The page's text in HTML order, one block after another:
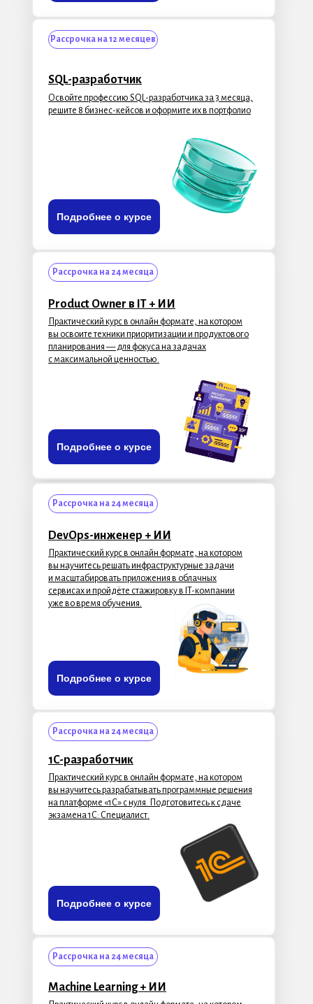
SQL-разработчик
Освойте профессию SQL-разработчика за 3 месяца,
решите 8 бизнес-кейсов и оформите их в портфолио
Подробнее о курсе
Рассрочка на 12 месяцев
Product Owner в IT + ИИ
Практический курс в онлайн формате, на котором
вы освоите техники приоритизации и продуктового
планирования — для фокуса на задачах
с максимальной ценностью.
Подробнее о курсе
Рассрочка на 24 месяца
DevOps-инженер + ИИ
Практический курс в онлайн формате, на котором
вы научитесь решать инфраструктурные задачи
и масштабировать приложения в облачных
сервисах и пройдёте стажировку в IT-компании
уже во время обучения.
Подробнее о курсе
Рассрочка на 24 месяца
1C-разработчик
Практический курс в онлайн формате, на котором
вы научитесь разрабатывать программные решения
на платформе «1С» с нуля. Подготовитесь к сдаче
экзамена 1С: Специалист.
Подробнее о курсе
Рассрочка на 24 месяца
Machine Learning + ИИ
Рассрочка на 24 месяца